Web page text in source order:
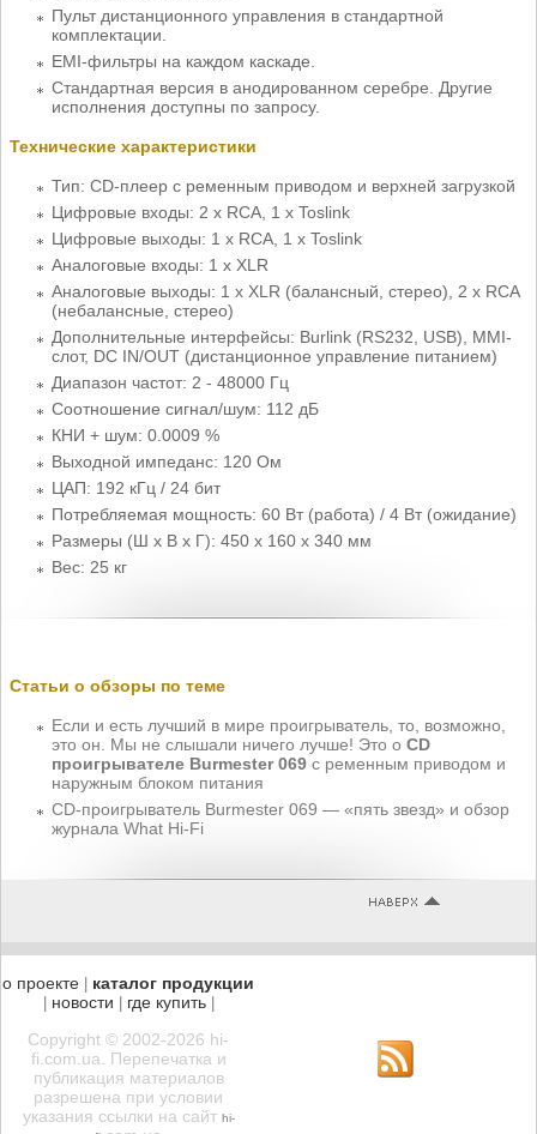
Пульт дистанционного управления в стандартной
комплектации.
EMI-фильтры на каждом каскаде.
Стандартная версия в анодированном серебре. Другие
исполнения доступны по запросу.
Технические характеристики
Тип: CD-плеер с ременным приводом и верхней загрузкой
Цифровые входы: 2 х RCA, 1 x Toslink
Цифровые выходы: 1 х RCA, 1 x Toslink
Аналоговые входы: 1 х XLR
Аналоговые выходы: 1 х XLR (балансный, стерео), 2 x RCA
(небалансные, стерео)
Дополнительные интерфейсы: Burlink (RS232, USB), MMI-
слот, DC IN/OUT (дистанционное управление питанием)
Диапазон частот: 2 - 48000 Гц
Соотношение сигнал/шум: 112 дБ
КНИ + шум: 0.0009 %
Выходной импеданс: 120 Ом
ЦАП: 192 кГц / 24 бит
Потребляемая мощность: 60 Вт (работа) / 4 Вт (ожидание)
Размеры (Ш x В x Г): 450 x 160 x 340 мм
Вес: 25 кг
Статьи о обзоры по теме
Если и есть лучший в мире проигрыватель, то, возможно,
это он. Мы не слышали ничего лучше! Это о CD
проигрывателе Burmester 069 с ременным приводом и
наружным блоком питания
CD-проигрыватель Burmester 069 — «пять звезд» и обзор
журнала What Hi-Fi
о проекте каталог продукции
новости где купить|
Copyright © 2002-2026 hi-
fi.com.ua. Перепечатка и
публикация материалов
разрешена при условии
указания ссылки на сайт hi-